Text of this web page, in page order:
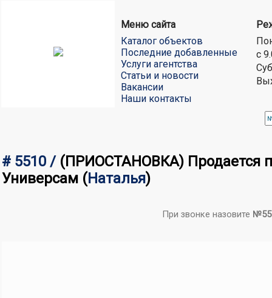
Меню сайта
Каталог объектов
Последние добавленные
Услуги агентства
Статьи и новости
Вакансии
Наши контакты
с
# 5510 / (ПРИОСТАНОВКА) Продается
Универсам (Наталья)
При звонке назовите